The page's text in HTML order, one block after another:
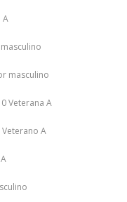
A
masculino
Veterana A
A